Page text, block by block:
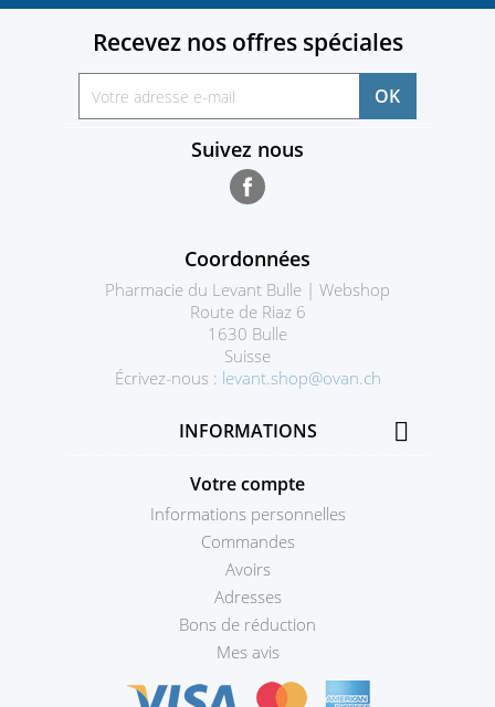
Recevez nos offres spéciales
Suivez nous
Coordonnées
Pharmacie du Levant Bulle | Webshop
Route de Riaz 6
1630 Bulle
Suisse
Écrivez-nous : levant.shop@ovan.ch
INFORMATIONS 
Votre compte
Informations personnelles
Commandes
Avoirs
Adresses
Bons de réduction
Mes avis